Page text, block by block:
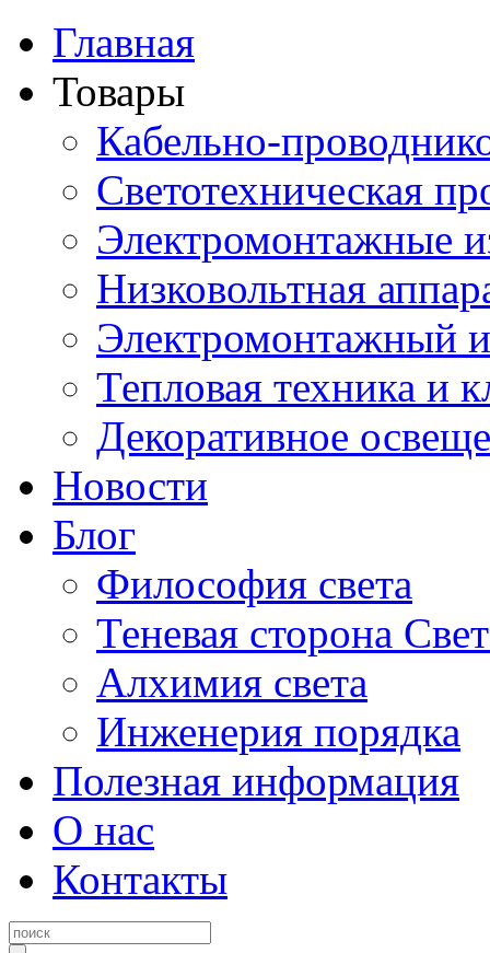
Главная
Товары
Кабельно-
Светотехническая
Электромонтажные
Низковольтная
Электромонтажный
Тепловая техника и
Декоративное
Новости
Блог
Философия света
Теневая сторона
Алхимия света
Инженерия порядка
Полезная информация
О нас
Контакты